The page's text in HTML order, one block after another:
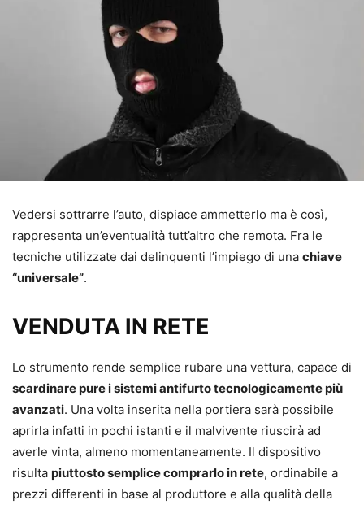
Vedersi sottrarre l’auto, dispiace ammetterlo ma è così,
rappresenta un’eventualità tutt’altro che remota. Fra le
tecniche utilizzate dai delinquenti l’impiego di una chiave
“universale”.
VENDUTA IN RETE
Lo strumento rende semplice rubare una vettura, capace di
scardinare pure i sistemi antifurto tecnologicamente più
avanzati. Una volta inserita nella portiera sarà possibile
aprirla infatti in pochi istanti e il malvivente riuscirà ad
averle vinta, almeno momentaneamente. Il dispositivo
risulta piuttosto semplice comprarlo in rete, ordinabile a
prezzi differenti in base al produttore e alla qualità della